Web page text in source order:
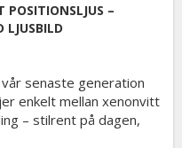
POSITIONSLJUS –
LJUSBILD
senaste generation
enkelt mellan xenonvitt
– stilrent på dagen,